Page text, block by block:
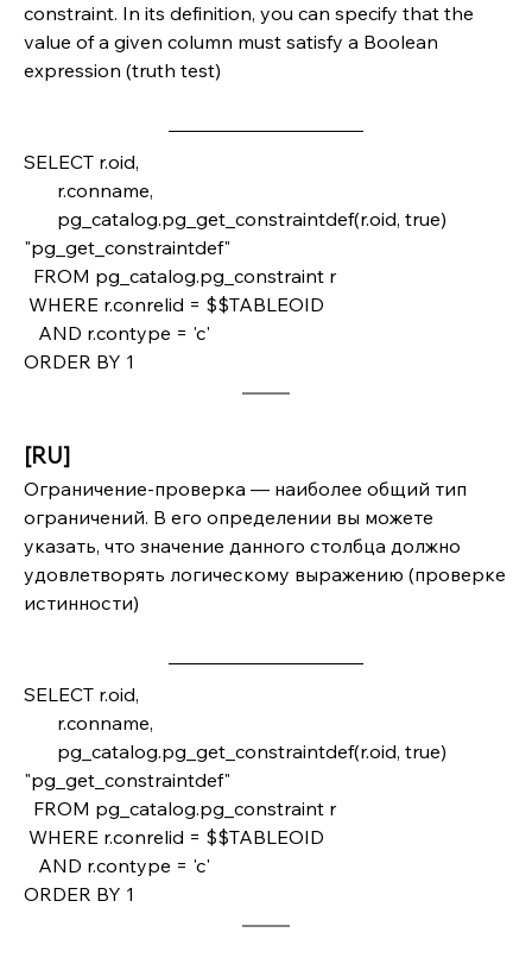
constraint. In its definition, you can specify that the
value of a given column must satisfy a Boolean
expression (truth test)
SELECT r.oid,
       r.conname,
"pg_get_constraintdef"
  FROM pg_catalog.pg_constraint r
WHERE r.conrelid = $$TABLEOID
   AND r.contype = 'c'
ORDER BY 1
[RU]
Ограничение-проверка — наиболее общий тип
ограничений. В его определении вы можете
указать, что значение данного столбца должно
удовлетворять логическому выражению (проверке
истинности)
SELECT r.oid,
       r.conname,
"pg_get_constraintdef"
  FROM pg_catalog.pg_constraint r
WHERE r.conrelid = $$TABLEOID
   AND r.contype = 'c'
ORDER BY 1